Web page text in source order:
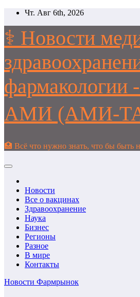
Перейти
содержимому
Чт. Авг 6th, 2026
⚕️ Новости
АМИ (АМИ-
🏥 Всё что нужно знать, что бы быть
Новости
Все о вакцинах
Здравоохранение
Наука
Бизнес
Регионы
Разное
В мире
Контакты
Новости Фармрынок